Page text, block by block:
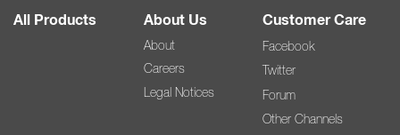
All Products About Us
About
Careers
Legal Notices
Customer Care
Facebook
Twitter
Forum
Other Channels